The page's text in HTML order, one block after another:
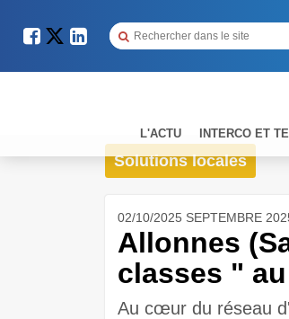
L'ACTU INTERCO ET
Solutions locales
02/10/2025 SEPTEMBRE
Allonnes
classes "
Au cœur du réseau